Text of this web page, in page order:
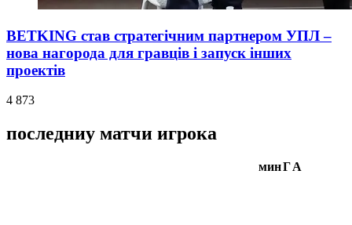
BETKING став стратегічним партнером УПЛ –
нова нагорода для гравців і запуск інших
проектів
4 873
последниу матчи игрока
минГА